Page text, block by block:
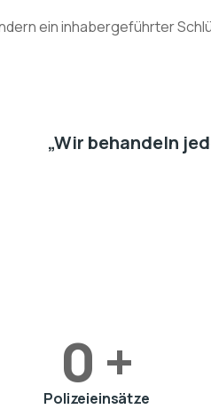
ein inhabergeführter
„Wir behandeln
Polizeieinsätze
0 +